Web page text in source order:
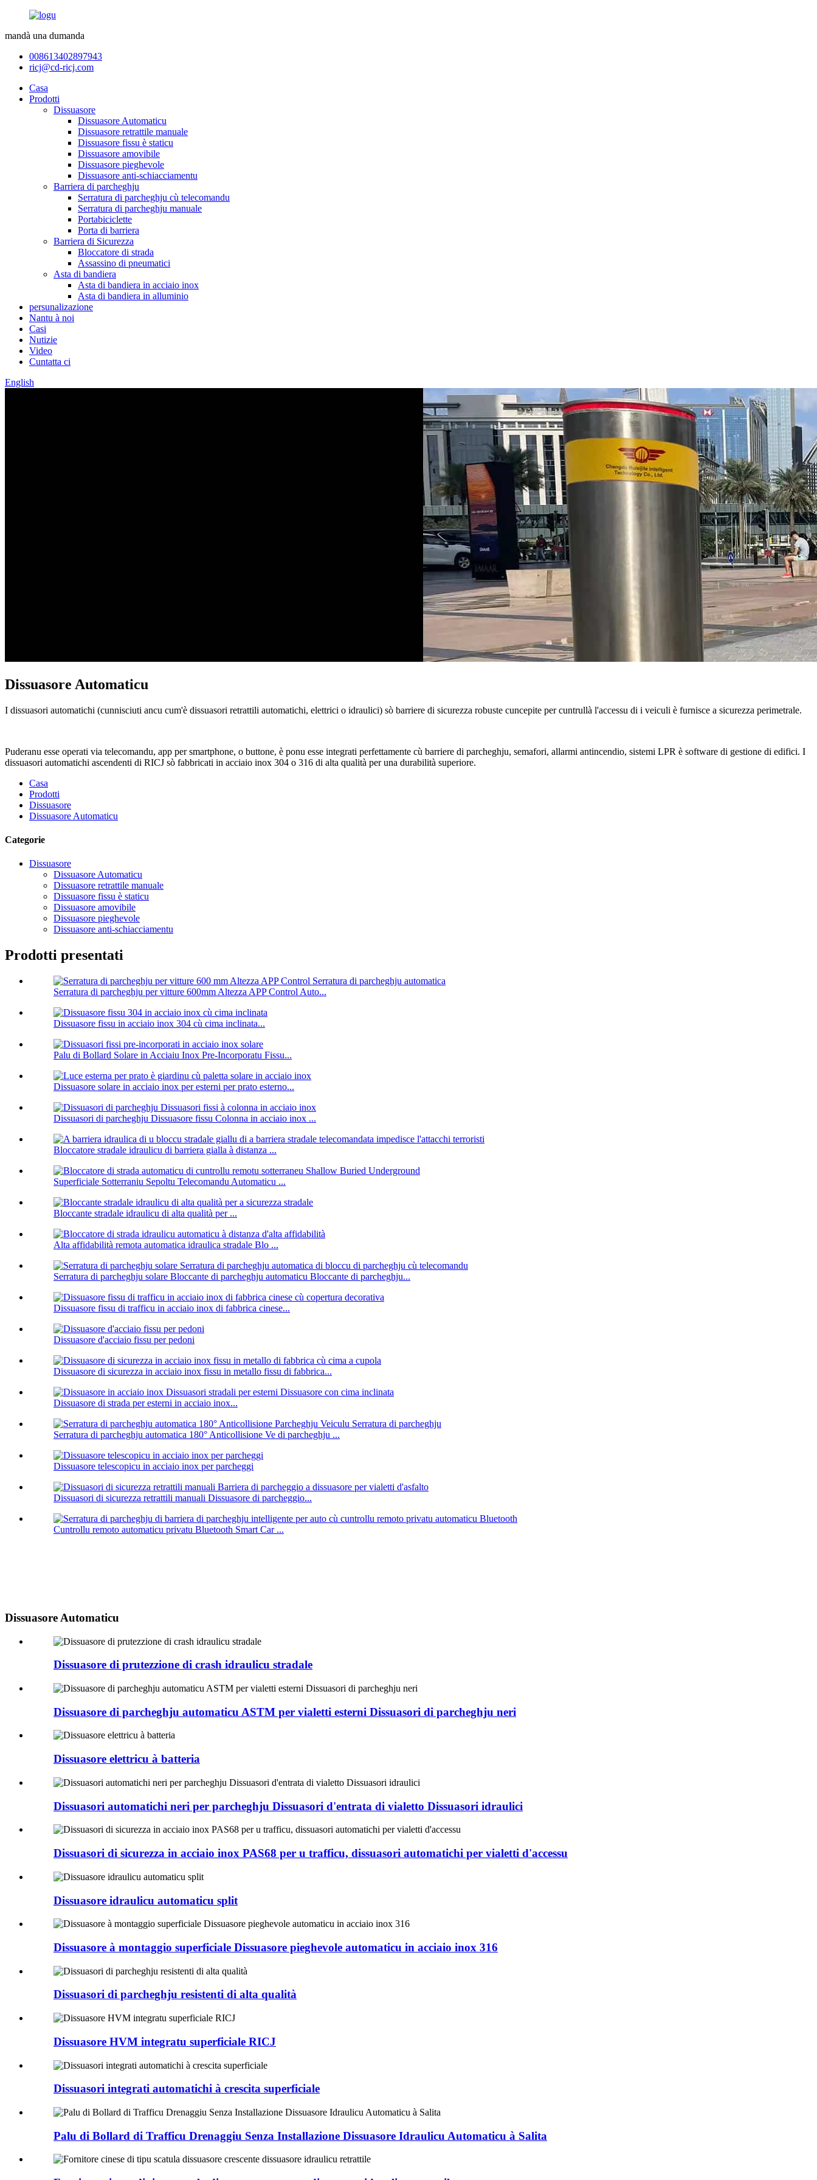
mandà una dumanda
008613402897943
ricj@cd-ricj.com
Casa
Prodotti
Dissuasore
Dissuasore Automaticu
Dissuasore retrattile manuale
Dissuasore fissu è staticu
Dissuasore amovibile
Dissuasore pieghevole
Dissuasore anti-schiacciamentu
Barriera di parcheghju
Serratura di parcheghju cù telecomandu
Serratura di parcheghju manuale
Portabiciclette
Porta di barriera
Barriera di Sicurezza
Bloccatore di strada
Assassino di pneumatici
Asta di bandiera
Asta di bandiera in acciaio inox
Asta di bandiera in alluminio
persunalizazione
Nantu à noi
Casi
Nutizie
Video
Cuntatta ci
English
Dissuasore Automaticu
I dissuasori automatichi (cunnisciuti ancu cum'è dissuasori retrattili automatichi, elettrici o idraulici) sò barriere di sicurezza robuste cuncepite per cuntrullà l'accessu di i veiculi è furnisce a sicurezza perimetrale.
Puderanu esse operati via telecomandu, app per smartphone, o buttone, è ponu esse integrati perfettamente cù barriere di parcheghju, semafori, allarmi antincendio, sistemi LPR è software di gestione di edifici. I
dissuasori automatichi ascendenti di RICJ sò fabbricati in acciaio inox 304 o 316 di alta qualità per una durabilità superiore.
Casa
Prodotti
Dissuasore
Dissuasore Automaticu
Categorie
Dissuasore
Dissuasore Automaticu
Dissuasore retrattile manuale
Dissuasore fissu è staticu
Dissuasore amovibile
Dissuasore pieghevole
Dissuasore anti-schiacciamentu
Prodotti presentati
Serratura di parcheghju per vitture 600mm Altezza APP Control Auto...
Dissuasore fissu in acciaio inox 304 cù cima inclinata...
Palu di Bollard Solare in Acciaiu Inox Pre-Incorporatu Fissu...
Dissuasore solare in acciaio inox per esterni per prato esterno...
Dissuasori di parcheghju Dissuasore fissu Colonna in acciaio inox ...
Bloccatore stradale idraulicu di barriera gialla à distanza ...
Superficiale Sotterraniu Sepoltu Telecomandu Automaticu ...
Bloccante stradale idraulicu di alta qualità per ...
Alta affidabilità remota automatica idraulica stradale Blo ...
Serratura di parcheghju solare Bloccante di parcheghju automaticu Bloccante di parcheghju...
Dissuasore fissu di trafficu in acciaio inox di fabbrica cinese...
Dissuasore d'acciaio fissu per pedoni
Dissuasore di sicurezza in acciaio inox fissu in metallo fissu di fabbrica...
Dissuasore di strada per esterni in acciaio inox...
Serratura di parcheghju automatica 180° Anticollisione Ve di parcheghju ...
Dissuasore telescopicu in acciaio inox per parcheggi
Dissuasori di sicurezza retrattili manuali Dissuasore di parcheggio...
Cuntrollu remoto automaticu privatu Bluetooth Smart Car ...
Dissuasore Automaticu
Dissuasore di prutezzione di crash idraulicu stradale
Dissuasore di parcheghju automaticu ASTM per vialetti esterni Dissuasori di parcheghju neri
Dissuasore elettricu à batteria
Dissuasori automatichi neri per parcheghju Dissuasori d'entrata di vialetto Dissuasori idraulici
Dissuasori di sicurezza in acciaio inox PAS68 per u trafficu, dissuasori automatichi per vialetti d'accessu
Dissuasore idraulicu automaticu split
Dissuasore à montaggio superficiale Dissuasore pieghevole automaticu in acciaio inox 316
Dissuasori di parcheghju resistenti di alta qualità
Dissuasore HVM integratu superficiale RICJ
Dissuasori integrati automatichi à crescita superficiale
Palu di Bollard di Trafficu Drenaggiu Senza Installazione Dissuasore Idraulicu Automaticu à Salita